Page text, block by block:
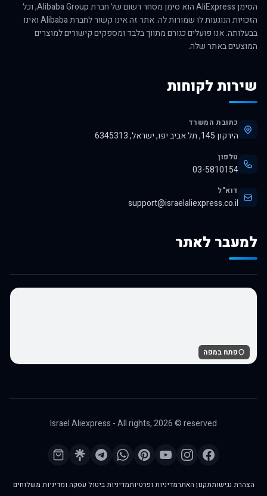
הסימן AliExpress הוא סימן מסחר רשום של חברת Alibaba Group, וכל
הזכויות הנוגעות לו שמורות לה. אתר זה אינו קשור לחברת Alibaba ואינו
בבעלותה. אנו פועלים כגורם מתווך בלבד ומספקים קישורים למוצרים
המוצעים באתר שלה.
שירות לקוחות
כתובת המשרד
הירקון 145, תל אביב יפו, ישראל, 6345313
טלפון
03-5810154
דוא"ל
support@israelaliexpress.co.il
למעבר לאתר
לרכישה באלי אקספרס
פתח במפה
Israel Aliexpress - All rights,2026© reserved
הצהרת נגישותתקנון האתרמדיניות ופרטיותמדיניות ביטול עסקה ומדיניות משלוחים